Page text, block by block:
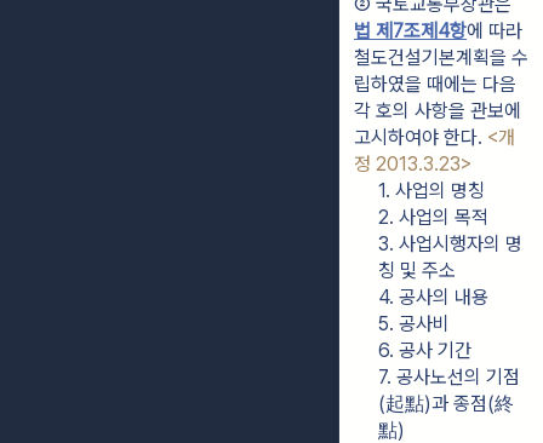
법 제7조제4항에 따라
철도건설기본계획을 수
립하였을 때에는 다음
각 호의 사항을 관보에
고시하여야 한다. <개
정 2013.3.23>
1. 사업의 명칭
2. 사업의 목적
3. 사업시행자의 명
칭 및 주소
4. 공사의 내용
5. 공사비
6. 공사 기간
7. 공사노선의 기점
(起點)과 종점(終
點)